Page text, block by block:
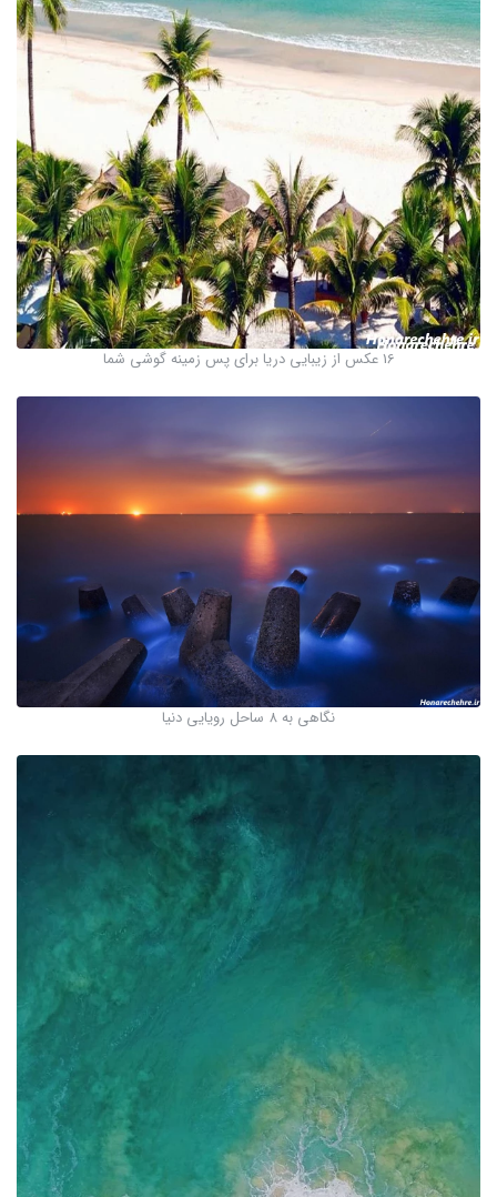
16 عکس از زیبایی دریا برای پس زمینه گوشی شما
نگاهی به ۸ ساحل رویایی دنیا